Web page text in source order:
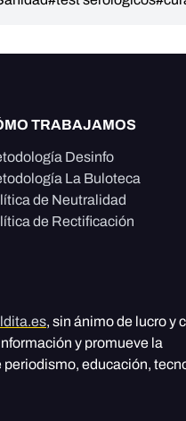
TRABAJAMOS
Desinfo
La Buloteca
de Neutralidad
de Rectificación
, sin ánimo de lucro y
y promueve la
educación,